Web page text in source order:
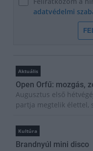
adatvédelmi
Aktuális
Open Orfű: mozgás,
Augusztus első
partja megtelik élettel,
Kultúra
Brandnyúl mini disco